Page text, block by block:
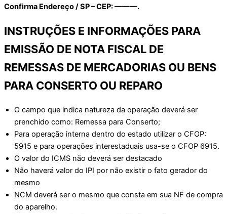
Confirma Endereço / SP – CEP: ———.
INSTRUÇÕES E INFORMAÇÕES PARA
EMISSÃO DE NOTA FISCAL DE
REMESSAS DE MERCADORIAS OU BENS
PARA CONSERTO OU REPARO
O campo que indica natureza da operação deverá ser
prenchido como: Remessa para Conserto;
Para operação interna dentro do estado utilizar o CFOP:
5915 e para operações interestaduais usa-se o CFOP 6915.
O valor do ICMS não deverá ser destacado
Não haverá valor do IPI por não existir o fato gerador do
mesmo
NCM deverá ser o mesmo que consta em sua NF de compra
do aparelho.